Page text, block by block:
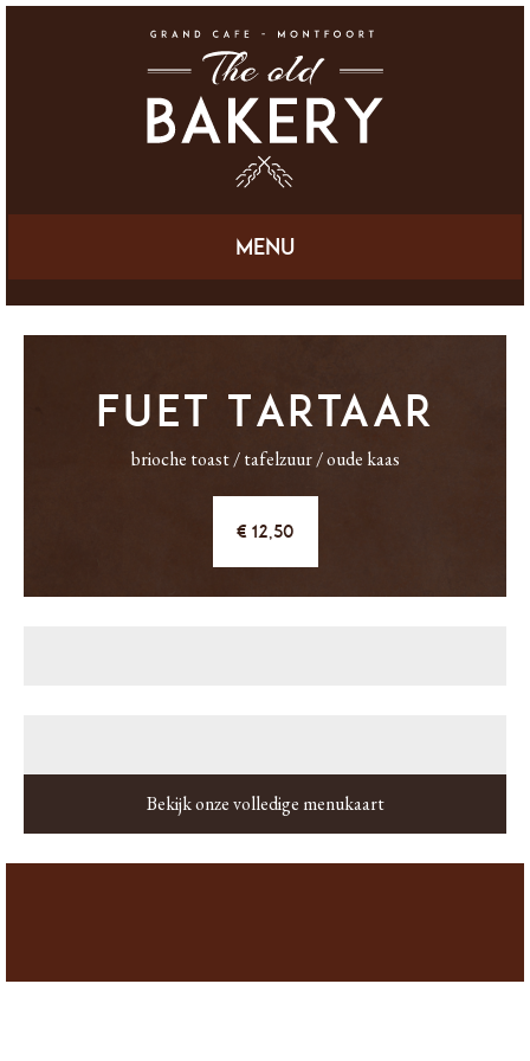
Menu
Fuet Tartaar
brioche toast / tafelzuur / oude kaas
12,50
Bekijk onze volledige menukaart